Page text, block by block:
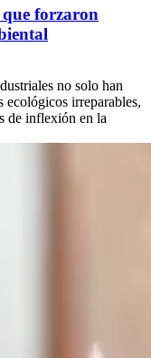
que forzaron
no solo han
ecológicos irreparables,
de inflexión en la